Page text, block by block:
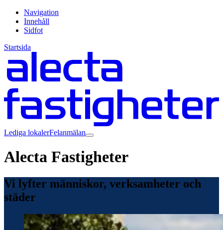
Navigation
Innehåll
Sidfot
Startsida
Lediga lokalerFelanmälan
Alecta Fastigheter
Vi lyfter människor, verksamheter och
städer